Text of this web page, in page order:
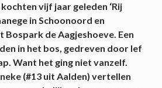
kochten vijf jaar geleden ‘Rij
in Schoonoord en
de Aagjeshoeve. Een
in het bos, gedreven door lef
Want het ging niet vanzelf.
(#13 uit Aalden) vertellen